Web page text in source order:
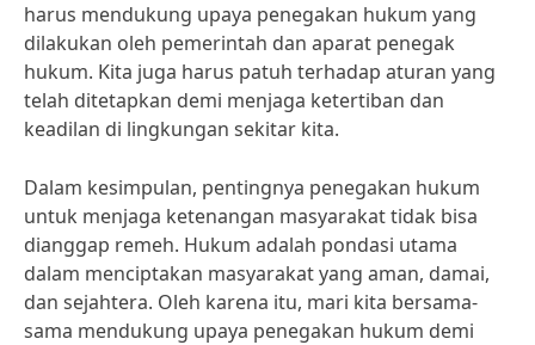
harus mendukung upaya penegakan hukum yang
dilakukan oleh pemerintah dan aparat penegak
hukum. Kita juga harus patuh terhadap aturan yang
telah ditetapkan demi menjaga ketertiban dan
keadilan di lingkungan sekitar kita.
Dalam kesimpulan, pentingnya penegakan hukum
untuk menjaga ketenangan masyarakat tidak bisa
dianggap remeh. Hukum adalah pondasi utama
dalam menciptakan masyarakat yang aman, damai,
dan sejahtera. Oleh karena itu, mari kita bersama-
sama mendukung upaya penegakan hukum demi